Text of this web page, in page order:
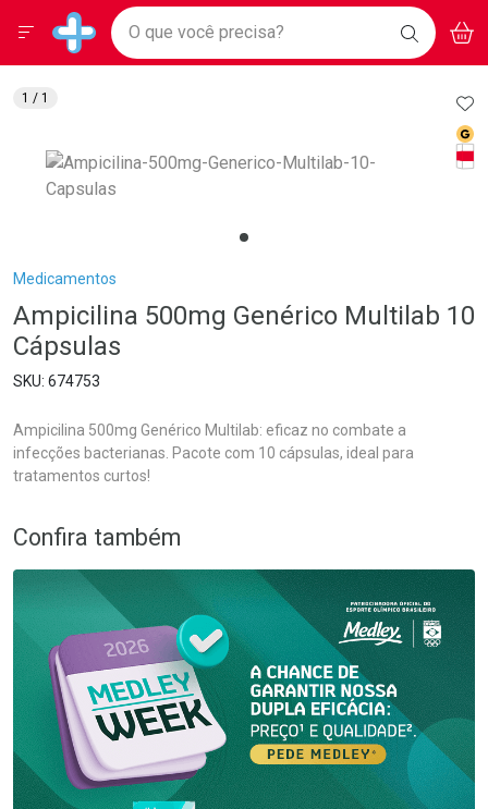
Drogarias Pacheco
Baixe nosso APP e aproveite Ofertas Exclusivas!
BAIXE
O APP
Ir direto para a home
pela página
Ir direto para o conteúdo
Ir direto para a busca
Ir direto para a conta
Ir direto para a notificações
Ir direto para o carrinho
Ir direto para o menu
Faça a sua busca
O que você precisa? BUSCAR
Menu
Breadcrumb
Medicamentos
Ampicilina 500mg Genérico Multilab 10
Cápsulas
674753
Ampicilina 500mg Genérico Multilab: eficaz no combate a
infecções bacterianas. Pacote com 10 cápsulas, ideal para
tratamentos curtos!
1 / 1
Confira também